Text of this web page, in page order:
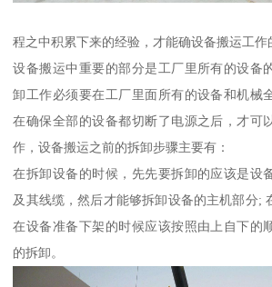
程之中积累下来的经验，才能确设备搬运工作
设备搬运中重要的部分是工厂里所有的设备
卸工作必须要在工厂里面所有的设备和机械
在确保全部的设备都切断了电源之后，才可
作，设备搬运之前的拆卸步骤主要有：
在拆卸设备的时候，先先要拆卸的应该是设
及其线缆，然后才能够拆卸设备的主机部分;
在设备准备下架的时候应该按照由上自下的
的拆卸。